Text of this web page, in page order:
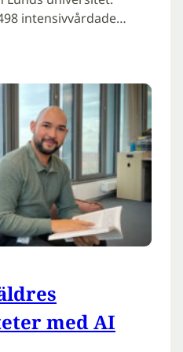
intensivvårdade…
med AI